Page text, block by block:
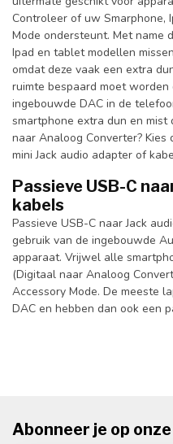
Controleer of uw Smarphone,
Mode ondersteunt. Met name
Ipad en tablet modellen
omdat deze vaak een extra
ruimte bespaard moet
ingebouwde DAC in de
smartphone extra dun en
naar Analoog Converter?
mini Jack audio adapter of
Passieve USB-C
kabels
Passieve USB-C naar Jack
gebruik van de ingebouwde
apparaat. Vrijwel alle
(Digitaal naar Analoog
Accessory Mode. De meeste
DAC en hebben dan ook een
Abonneer je op